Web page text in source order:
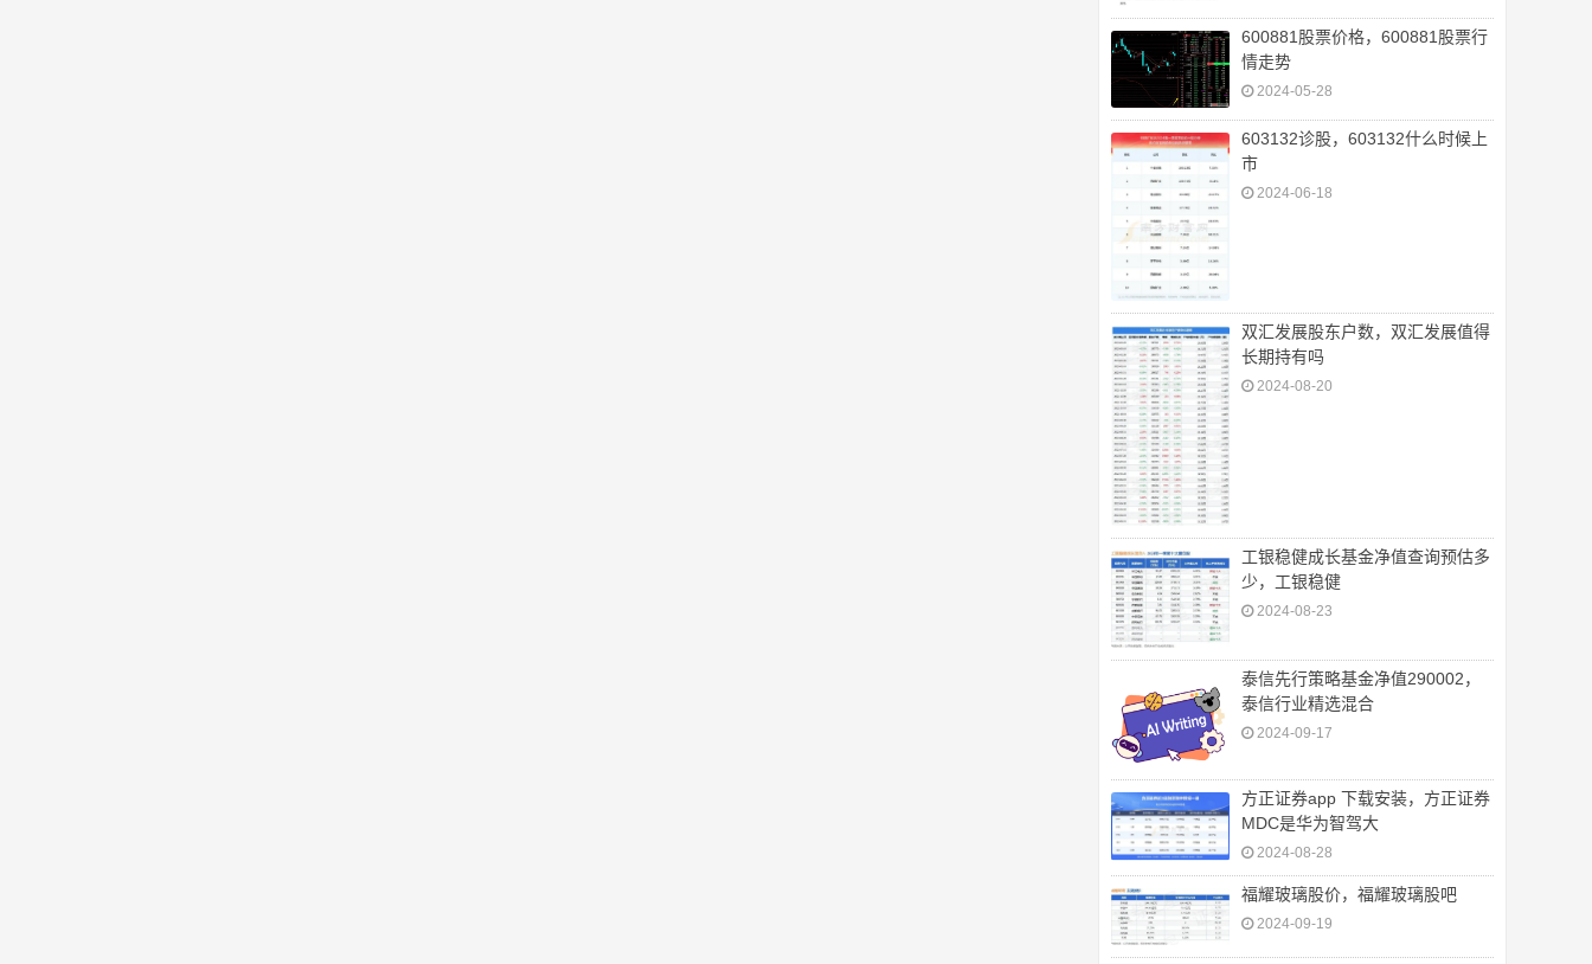
600881股票价格，600881股票行
情走势
2024-05-28
603132诊股，603132什么时候上
市
2024-06-18
双汇发展股东户数，双汇发展值得
长期持有吗
2024-08-20
工银稳健成长基金净值查询预估多
少，工银稳健
2024-08-23
泰信先行策略基金净值290002，
泰信行业精选混合
2024-09-17
方正证券app 下载安装，方正证券
MDC是华为智驾大
2024-08-28
福耀玻璃股价，福耀玻璃股吧
2024-09-19